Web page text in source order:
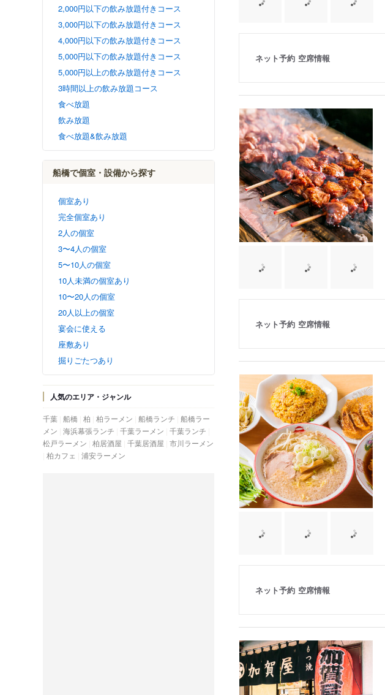
2,000円以下の飲み放題付きコース
3,000円以下の飲み放題付きコース
4,000円以下の飲み放題付きコース
5,000円以下の飲み放題付きコース
5,000円以上の飲み放題付きコース
3時間以上の飲み放題コース
食べ放題
飲み放題
食べ放題&飲み放題
船橋で個室・設備から探す
個室あり
完全個室あり
2人の個室
3〜4人の個室
5〜10人の個室
10人未満の個室あり
10〜20人の個室
20人以上の個室
宴会に使える
座敷あり
掘りごたつあり
人気のエリア・ジャンル
千葉 船橋 柏 柏ラーメン 船橋ランチ 船橋ラー
メン 海浜幕張ランチ 千葉ラーメン 千葉ランチ
松戸ラーメン 柏居酒屋 千葉居酒屋 市川ラーメン
柏カフェ
浦安ラーメン
ネット予約 空席情報
ネット予約 空席情報
ネット予約 空席情報